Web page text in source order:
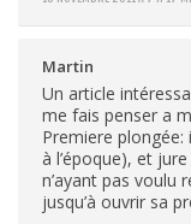
Martin
Un article
me fais penser a
Premiere
à l’époque), et
n’ayant pas voulu
jusqu’à ouvrir sa